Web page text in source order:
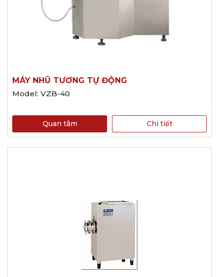
MÁY NHŨ TƯƠNG TỰ ĐỘNG
Model: VZB-40
Quan tâm Chi tiết